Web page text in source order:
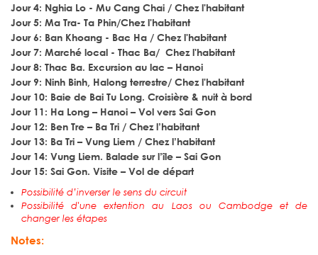
Jour 4: Nghia Lo - Mu Cang Chai / Chez l'habitant
Jour 5: Ma Tra- Ta Phin/Chez l'habitant
Jour 6: Ban Khoang - Bac Ha / Chez l'habitant
Jour 7: Marché local - Thac Ba/ Chez l'habitant
Jour 8: Thac Ba. Excursion au lac – Hanoi
Jour 9: Ninh Binh, Halong terrestre/ Chez l'habitant
Jour 10: Baie de Bai Tu Long. Croisière & nuit à bord
Jour 11: Ha Long – Hanoi – Vol vers Sai Gon
Jour 12: Ben Tre – Ba Tri / Chez l’habitant
Jour 13: Ba Tri – Vung Liem / Chez l’habitant
Jour 14: Vung Liem. Balade sur l’île – Sai Gon
Jour 15: Sai Gon. Visite – Vol de départ
Possibilité d’inverser le sens du circuit
Possibilité d'une extention au Laos ou Cambodge et de
changer les étapes
Notes: